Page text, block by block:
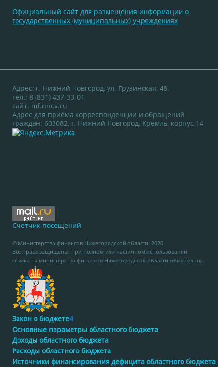
Официальный сайт для размещения информации о
государственных (муниципальных) учреждениях
Адрес: г. Нижний Новгород, ул. Грузинская, 48.
тел.: 8 (831) 437-33-01
сайт: mf.nnov.ru
Адрес для приёма корреспонденции и обращений
граждан: 603082, г. Нижний Новгород, Кремль, корпус 14
Счетчик посещений
© Министерство финансов Нижегородской области. 2020
Все права защищены. При полном или частичном использовании
ссылка на министерство финансов Нижегородской области обязательна.
Закон о бюджете4
Основные параметры областного бюджета
Доходы областного бюджета
Расходы областного бюджета
Источники финансирования дефицита областного бюджета